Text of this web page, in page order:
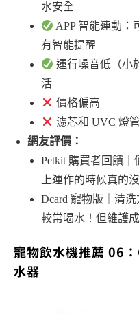
水安全
APP 智能連動：
有智能提醒
運行噪音低（小
活
價格偏高
濾芯和 UVC 燈
網友評價：
Petkit 購買者回饋
上運作的時候真的
Dcard 寵物版｜清
較常喝水！但維護
寵物飲水機推薦 06
水器